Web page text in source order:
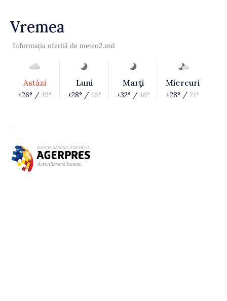
Vremea
Informația oferită de meteo2.md
Astăzi
+26° / 19°
Luni
+28° / 16°
Marţi
+32° / 16°
Miercuri
+28° / 21°